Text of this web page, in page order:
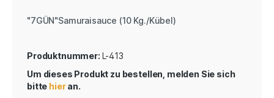
"7GÜN"Samuraisauce (10 Kg./Kübel)
Produktnummer: L-413
Um dieses Produkt zu bestellen, melden Sie sich
bitte hieran.